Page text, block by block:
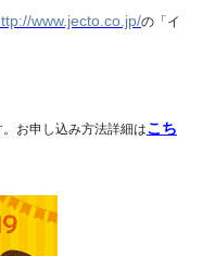
www.jecto.co.jp/の「イ
お申し込み方法詳細はこち